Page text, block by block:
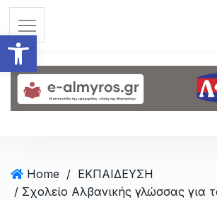
Ανοίξτε τη
Home / ΕΚΠΑΙΔΕΥΣΗ